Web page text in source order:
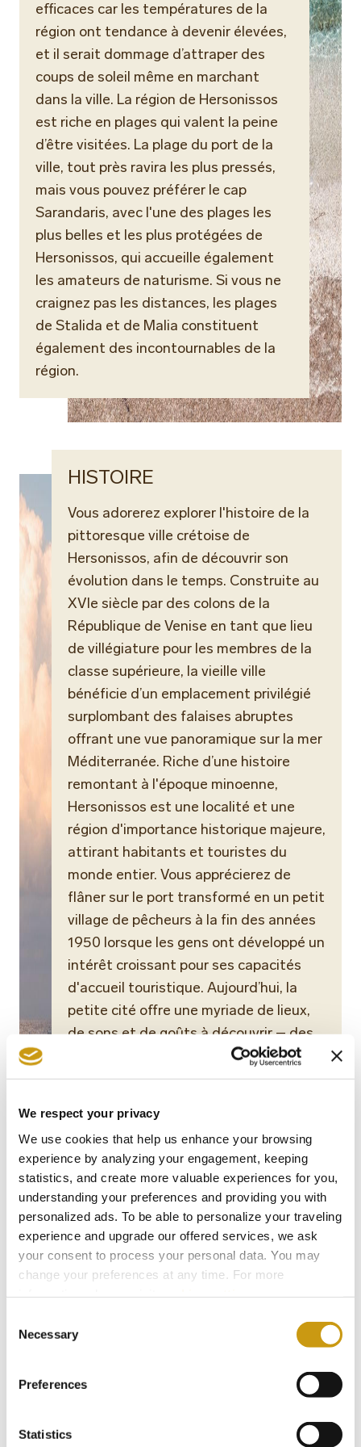
We respect your privacy
We use cookies that help us enhance your browsing
experience by analyzing your engagement, keeping
statistics, and create more valuable experiences for you,
understanding your preferences and providing you with
personalized ads. To be able to personalize your traveling
experience and upgrade our offered services, we ask
your consent to process your personal data. You may
change your preferences at any time. For more
Selection
Necessary
Preferences
Statistics
efficaces car les températures de la
région ont tendance à devenir élevées,
et il serait dommage d’attraper des
coups de soleil même en marchant
dans la ville. La région de Hersonissos
est riche en plages qui valent la peine
d’être visitées. La plage du port de la
ville, tout près ravira les plus pressés,
mais vous pouvez préférer le cap
Sarandaris, avec l'une des plages les
plus belles et les plus protégées de
Hersonissos, qui accueille également
les amateurs de naturisme. Si vous ne
craignez pas les distances, les plages
de Stalida et de Malia constituent
également des incontournables de la
région.
HISTOIRE
Vous adorerez explorer l'histoire de la
pittoresque ville crétoise de
Hersonissos, afin de découvrir son
évolution dans le temps. Construite au
XVIe siècle par des colons de la
République de Venise en tant que lieu
de villégiature pour les membres de la
classe supérieure, la vieille ville
bénéficie d’un emplacement privilégié
surplombant des falaises abruptes
offrant une vue panoramique sur la mer
Méditerranée. Riche d’une histoire
remontant à l'époque minoenne,
Hersonissos est une localité et une
région d'importance historique majeure,
attirant habitants et touristes du
monde entier. Vous apprécierez de
flâner sur le port transformé en un petit
village de pêcheurs à la fin des années
1950 lorsque les gens ont développé un
intérêt croissant pour ses capacités
d'accueil touristique. Aujourd’hui, la
petite cité offre une myriade de lieux,
de sons et de goûts à découvrir – des
maisons de pierre de style vénitien et
des rues bordées d'arbres abritant des
parfaits pour ceux qui aiment s’amuser
et manger en plein air. Au détour de vos
promenades, vous rencontrerez
souvent des ruines anciennes datant
de l’époque minoenne, mais également
des églises, sans oublier les
innombrables boutiques et restaurants
qui agrémenteront vos escapades dans
HERSONISSOS